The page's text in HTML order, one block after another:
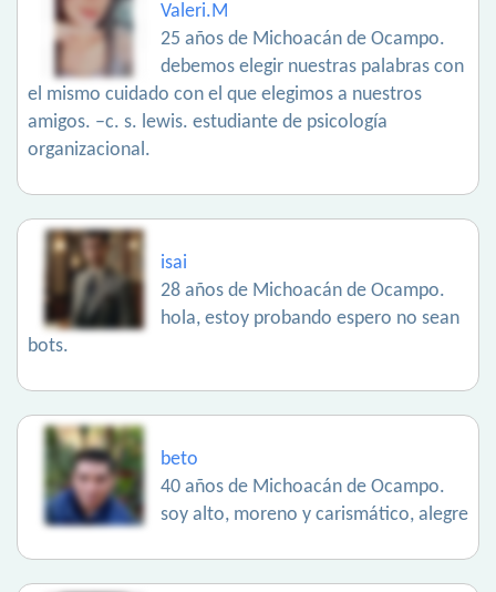
Valeri.M
25 años de Michoacán de Ocampo.
debemos elegir nuestras palabras con
el mismo cuidado con el que elegimos a nuestros
amigos. –c. s. lewis. estudiante de psicología
organizacional.
isai
28 años de Michoacán de Ocampo.
hola, estoy probando espero no sean
bots.
beto
40 años de Michoacán de Ocampo.
soy alto, moreno y carismático, alegre